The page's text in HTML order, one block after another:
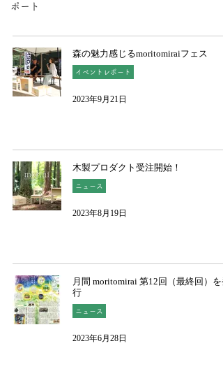
ポート
森の魅力感じるmoritomiraiフェス
イベントレポート
2023年9月21日
木製プロダクト受注開始！
ニュース
2023年8月19日
月間 moritomirai 第12回（最終回）を
行
ニュース
2023年6月28日